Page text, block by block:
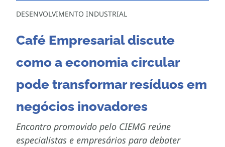
DESENVOLVIMENTO INDUSTRIAL
Café Empresarial discute
como a economia circular
pode transformar resíduos em
negócios inovadores
Encontro promovido pelo CIEMG reúne
especialistas e empresários para debater